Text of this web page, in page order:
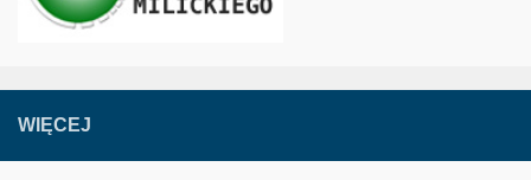
WIĘCEJ